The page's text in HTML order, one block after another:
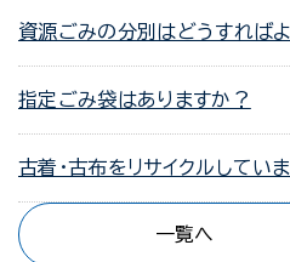
資源ごみの分別はどうすれば
指定ごみ袋はありますか？
古着・古布をリサイクルしてい
一覧へ